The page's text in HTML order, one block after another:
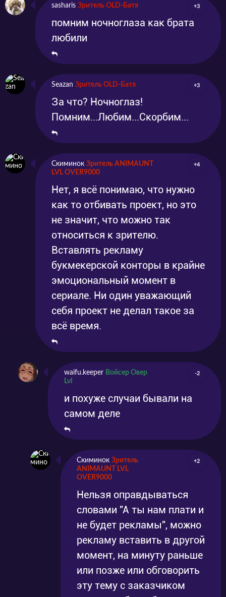
sasharis Зритель OLD-Батя +3
помним ночноглаза как брата
любили
Seazan Зритель OLD-Батя +3
За что? Ночноглаз!
Помним...Любим...Скорбим...
Скиминок Зритель ANIMAUNT
LVL OVER9000
+4
Нет, я всё понимаю, что нужно
как то отбивать проект, но это
не значит, что можно так
относиться к зрителю.
Вставлять рекламу
букмекерской конторы в крайне
эмоциональный момент в
сериале. Ни один уважающий
себя проект не делал такое за
всё время.
waifu.keeper Войсер Овер
Lvl
-2
и похуже случаи бывали на
самом деле
Скиминок Зритель
ANIMAUNT LVL
OVER9000
+2
Нельзя оправдываться
словами "А ты нам плати и
не будет рекламы", можно
рекламу вставить в другой
момент, на минуту раньше
или позже или обговорить
эту тему с заказчиком